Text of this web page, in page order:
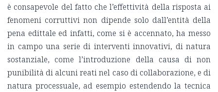
è consapevole del fatto che l’effettività della risposta ai
fenomeni corruttivi non dipende solo dall’entità della
pena edittale ed infatti, come si è accennato, ha messo
in campo una serie di interventi innovativi, di natura
sostanziale, come l’introduzione della causa di non
punibilità di alcuni reati nel caso di collaborazione, e di
natura processuale, ad esempio estendendo la tecnica